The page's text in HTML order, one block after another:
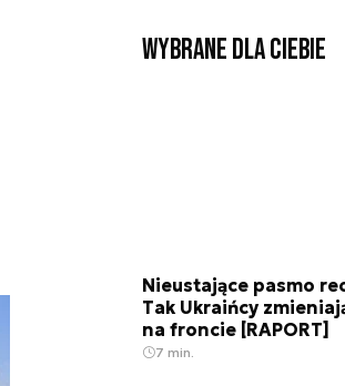
Wybrane dla Ciebie
Nieustające pasmo
Tak Ukraińcy
na froncie [RAPORT]
7 min.